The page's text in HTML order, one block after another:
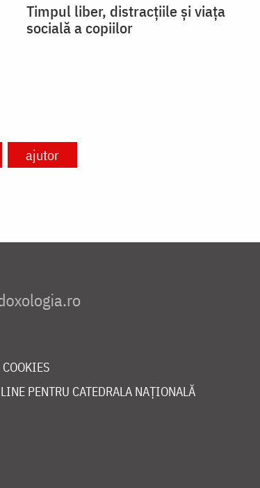
Timpul liber, distracțiile și viața
socială a copiilor
ajutor
PENTRU CATEDRALA NAȚIONALĂ